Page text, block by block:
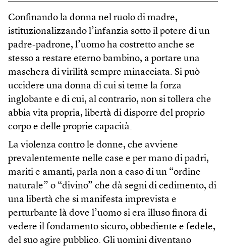
Confinando la donna nel ruolo di madre,
istituzionalizzando l’infanzia sotto il potere di un
padre-padrone, l’uomo ha costretto anche se
stesso a restare eterno bambino, a portare una
maschera di virilità sempre minacciata. Si può
uccidere una donna di cui si teme la forza
inglobante e di cui, al contrario, non si tollera che
abbia vita propria, libertà di disporre del proprio
corpo e delle proprie capacità.
La violenza contro le donne, che avviene
prevalentemente nelle case e per mano di padri,
mariti e amanti, parla non a caso di un “ordine
naturale” o “divino” che dà segni di cedimento, di
una libertà che si manifesta imprevista e
perturbante là dove l’uomo si era illuso finora di
vedere il fondamento sicuro, obbediente e fedele,
del suo agire pubblico. Gli uomini diventano